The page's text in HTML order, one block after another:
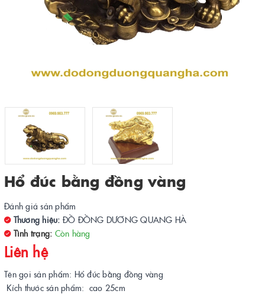
Hổ đúc bằng đồng vàng
Đánh giá sản phẩm
Thương hiệu: ĐỒ ĐỒNG DƯƠNG QUANG HÀ
Tình trạng: Còn hàng
Liên hệ
Tên gọi sản phẩm: Hổ đúc bằng đồng vàng
Kích thước sản phẩm: cao 25cm